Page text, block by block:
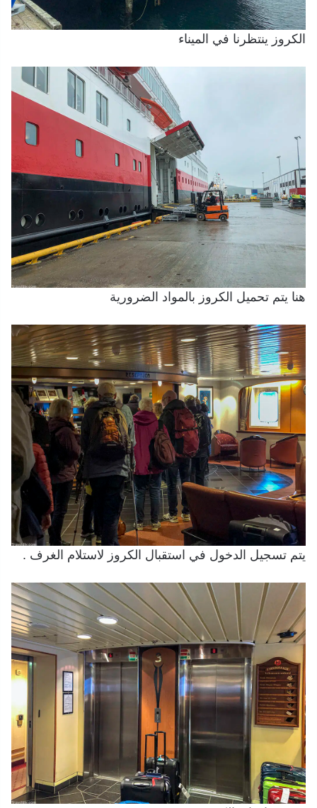
الكروز ينتظرنا في الميناء
هنا يتم تحميل الكروز بالمواد الضرورية
يتم تسجيل الدخول في استقبال الكروز لاستلام الغرف .